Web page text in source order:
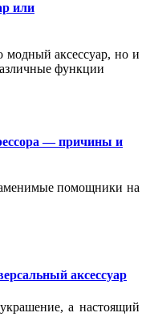
или
модный аксессуар, но и
функции
— причины и
помощники на
аксессуар
а настоящий